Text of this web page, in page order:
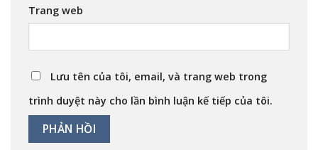
Trang web
Lưu tên của tôi, email, và trang web trong
trình duyệt này cho lần bình luận kế tiếp của tôi.